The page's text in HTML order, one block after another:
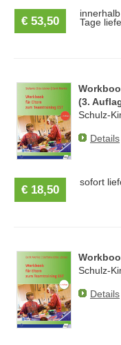
€ 53,50
Tage
(3.
Schulz-
Details
€ 18,50
sofort
Schulz-
Details